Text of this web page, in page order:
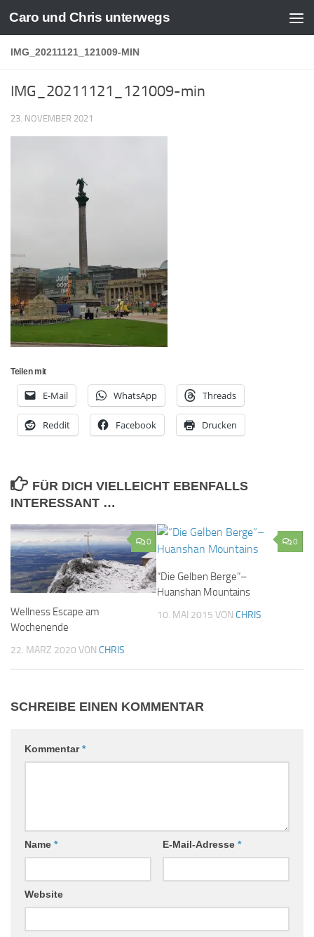
Zum Inhalt springen
Caro und Chris unterwegs
IMG_20211121_121009-MIN
IMG_20211121_121009-min
23. NOVEMBER 2021
Teilen mit
E-Mail WhatsApp Threads
Reddit Facebook Drucken
FÜR DICH VIELLEICHT EBENFALLS
INTERESSANT …
0
Wellness Escape am
Wochenende
22. MÄRZ 2020 VON CHRIS
0
“Die Gelben Berge”–
Huanshan Mountains
10. MAI 2015 VON CHRIS
SCHREIBE EINEN KOMMENTAR
Kommentar*
Name * E-Mail-Adresse *
Website